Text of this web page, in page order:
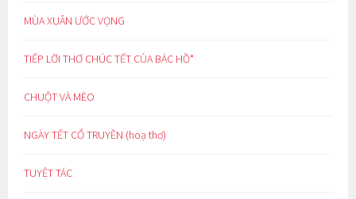
MÙA XUÂN ƯỚC VỌNG
TIẾP LỜI THƠ CHÚC TẾT CỦA BÁC HỒ*
CHUỘT VÀ MÈO
NGÀY TẾT CỔ TRUYỀN (hoạ thơ)
TUYỆT TÁC